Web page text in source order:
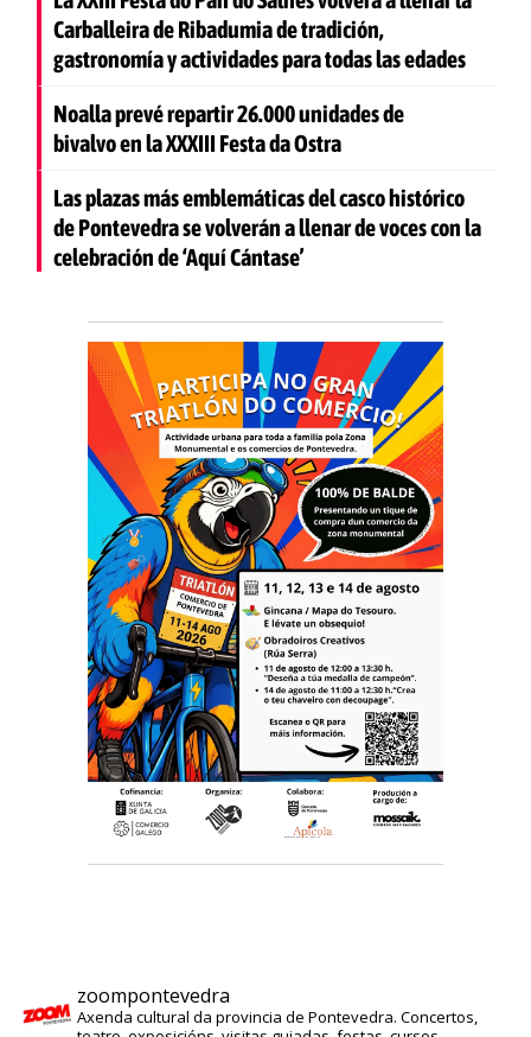
Carballeira de Ribadumia de tradición,
gastronomía y actividades para todas las edades
Noalla prevé repartir 26.000 unidades de
bivalvo en la XXXIII Festa da Ostra
Las plazas más emblemáticas del casco histórico
de Pontevedra se volverán a llenar de voces con la
celebración de ‘Aquí Cántase’
zoompontevedra
Axenda cultural da provincia de Pontevedra. Concertos,